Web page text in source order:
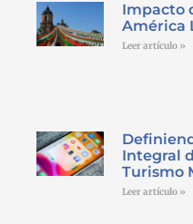
Impacto
América
Leer artículo »
Integral
Turismo
Leer artículo »